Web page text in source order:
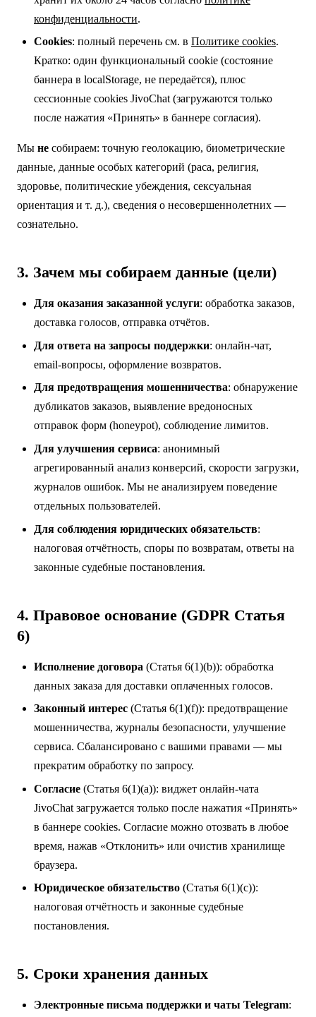
конфиденциальности.
Cookies: полный перечень см. в Политике cookies.
Кратко: один функциональный cookie (состояние
баннера в localStorage, не передаётся), плюс
сессионные cookies JivoChat (загружаются только
после нажатия «Принять» в баннере согласия).
Мы не собираем: точную геолокацию, биометрические
данные, данные особых категорий (раса, религия,
здоровье, политические убеждения, сексуальная
ориентация и т. д.), сведения о несовершеннолетних —
сознательно.
3. Зачем мы собираем данные (цели)
Для оказания заказанной услуги: обработка заказов,
доставка голосов, отправка отчётов.
Для ответа на запросы поддержки: онлайн-чат,
email-вопросы, оформление возвратов.
Для предотвращения мошенничества: обнаружение
дубликатов заказов, выявление вредоносных
отправок форм (honeypot), соблюдение лимитов.
Для улучшения сервиса: анонимный
агрегированный анализ конверсий, скорости загрузки,
журналов ошибок. Мы не анализируем поведение
отдельных пользователей.
Для соблюдения юридических обязательств:
налоговая отчётность, споры по возвратам, ответы на
законные судебные постановления.
4. Правовое основание (GDPR Статья
6)
Исполнение договора (Статья 6(1)(b)): обработка
данных заказа для доставки оплаченных голосов.
Законный интерес (Статья 6(1)(f)): предотвращение
мошенничества, журналы безопасности, улучшение
сервиса. Сбалансировано с вашими правами — мы
прекратим обработку по запросу.
Согласие (Статья 6(1)(a)): виджет онлайн-чата
JivoChat загружается только после нажатия «Принять»
в баннере cookies. Согласие можно отозвать в любое
время, нажав «Отклонить» или очистив хранилище
браузера.
Юридическое обязательство (Статья 6(1)(c)):
налоговая отчётность и законные судебные
постановления.
5. Сроки хранения данных
Электронные письма поддержки и чаты Telegram: